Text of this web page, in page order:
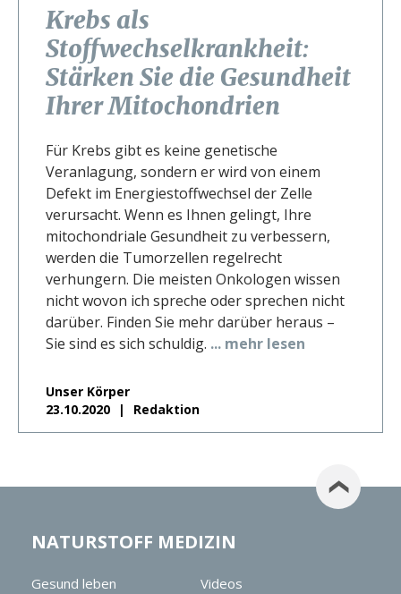
Krebs als
Stoffwechselkrankheit:
Stärken Sie die Gesundheit
Ihrer Mitochondrien
Für Krebs gibt es keine genetische
Veranlagung, sondern er wird von einem
Defekt im Energiestoffwechsel der Zelle
verursacht. Wenn es Ihnen gelingt, Ihre
mitochondriale Gesundheit zu verbessern,
werden die Tumorzellen regelrecht
verhungern. Die meisten Onkologen wissen
nicht wovon ich spreche oder sprechen nicht
darüber. Finden Sie mehr darüber heraus –
Sie sind es sich schuldig. ... mehr lesen
Unser Körper
23.10.2020
Redaktion
NATURSTOFF MEDIZIN
Gesund leben
Videos